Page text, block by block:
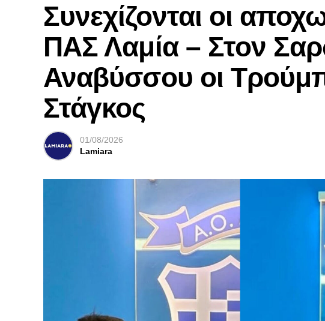
Συνεχίζονται οι
ΠΑΣ Λαμία – Στον
Αναβύσσου οι
Στάγκος
01/08/2026
Lamiara